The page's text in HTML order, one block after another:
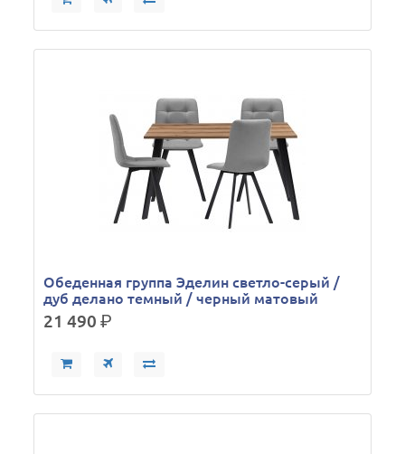
Обеденная группа Эделин светло-серый /
дуб делано темный / черный матовый
21 490р.